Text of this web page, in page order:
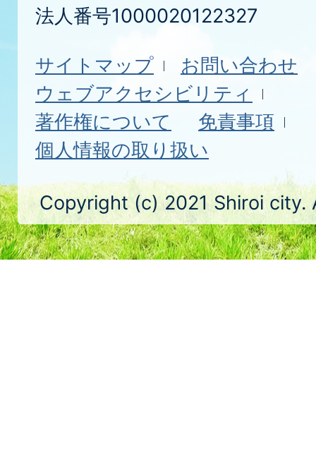
法人番号1000020122327
サイトマップ
お問い合わせ
ウェブアクセシビリティ
著作権について
免責事項
個人情報の取り扱い
Copyright (c) 2021 Shiroi city.